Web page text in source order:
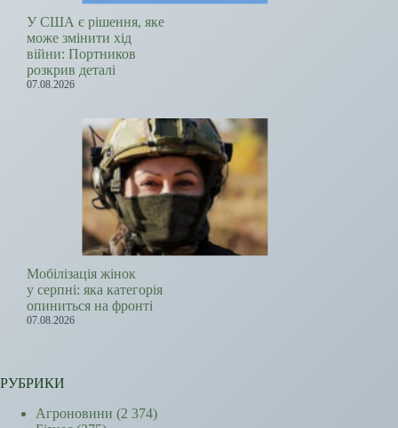
У США є рішення, яке
може змінити хід
війни: Портников
розкрив деталі
07.08.2026
Мобілізація жінок
у серпні: яка категорія
опиниться на фронті
07.08.2026
РУБРИКИ
Агроновини (2 374)